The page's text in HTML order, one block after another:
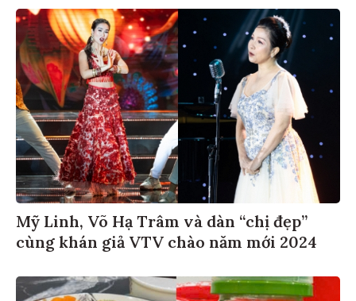
Mỹ Linh, Võ Hạ Trâm và dàn “chị đẹp”
cùng khán giả VTV chào năm mới 2024